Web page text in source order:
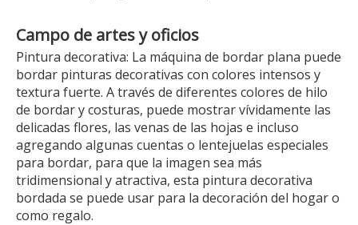
Campo de artes y oficios
Pintura decorativa: La máquina de bordar plana puede
bordar pinturas decorativas con colores intensos y
textura fuerte. A través de diferentes colores de hilo
de bordar y costuras, puede mostrar vívidamente las
delicadas flores, las venas de las hojas e incluso
agregando algunas cuentas o lentejuelas especiales
para bordar, para que la imagen sea más
tridimensional y atractiva, esta pintura decorativa
bordada se puede usar para la decoración del hogar o
como regalo.